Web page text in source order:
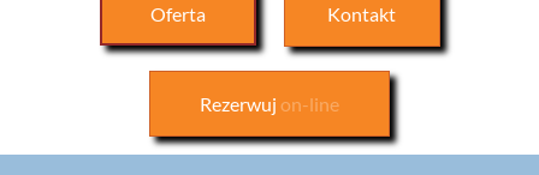
Oferta Kontakt
Rezerwuj on-line